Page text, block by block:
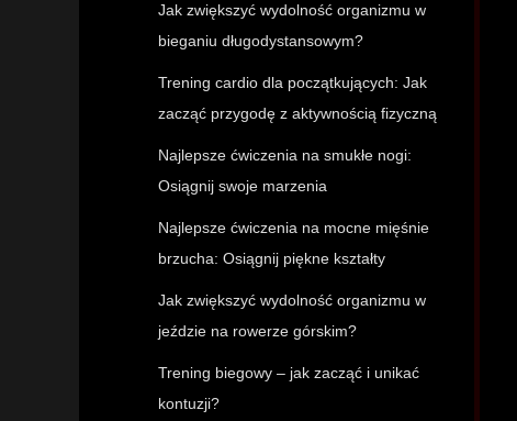
Jak zwiększyć wydolność organizmu w
bieganiu długodystansowym?
Trening cardio dla początkujących: Jak
zacząć przygodę z aktywnością fizyczną
Najlepsze ćwiczenia na smukłe nogi:
Osiągnij swoje marzenia
Najlepsze ćwiczenia na mocne mięśnie
brzucha: Osiągnij piękne kształty
Jak zwiększyć wydolność organizmu w
jeździe na rowerze górskim?
Trening biegowy – jak zacząć i unikać
kontuzji?